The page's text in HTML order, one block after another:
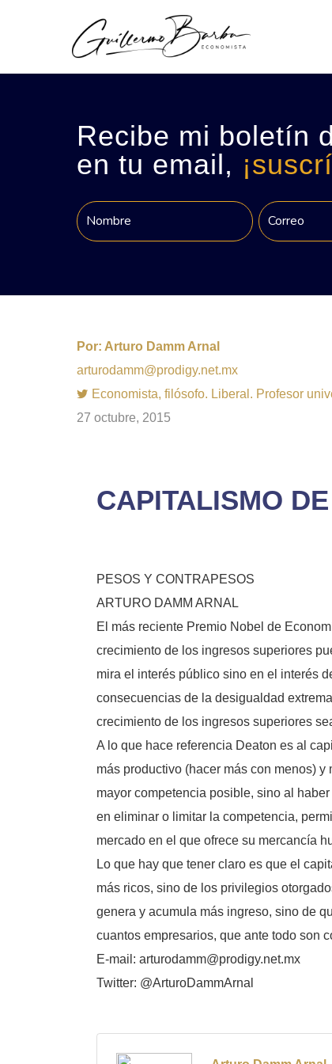
Recibe mi boletín
en tu email,
Por: Arturo Damm Arnal
arturodamm@prodigy.net.mx
Economista, filósofo. Liberal. Profesor
27 octubre, 2015
CAPITALISMO
PESOS Y CONTRAPESOS
ARTURO DAMM ARNAL
El más reciente Premio Nobel de
crecimiento de los ingresos superiores
mira el interés público sino en el interés
consecuencias de la desigualdad
crecimiento de los ingresos superiores
A lo que hace referencia Deaton es al
más productivo (hacer más con menos)
mayor competencia posible, sino al
en eliminar o limitar la competencia,
mercado en el que ofrece su mercancía
Lo que hay que tener claro es que el
más ricos, sino de los privilegios
genera y acumula más ingreso, sino de
cuantos empresarios, que ante todo son
E-mail: arturodamm@prodigy.net.mx
Twitter: @ArturoDammArnal